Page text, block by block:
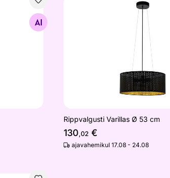
Rippvalgusti Varillas Ø 53 cm
Rippvalgusti Varillas Ø 53 cm
130,02 €
ajavahemikul 17.08 - 24.08